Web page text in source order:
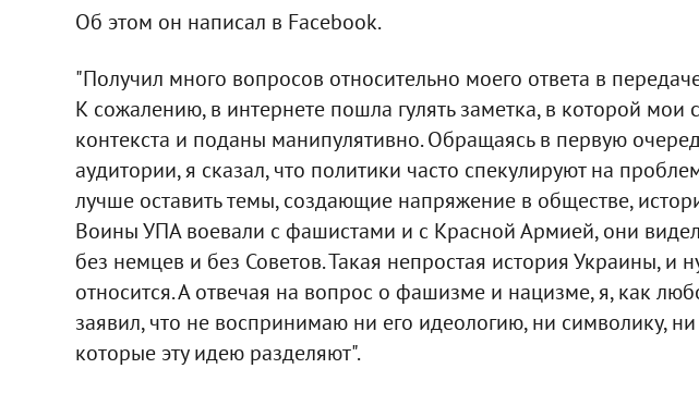
Об этом он написал в Facebook.
"Получил много вопросов относительно моего ответа в
К сожалению, в интернете пошла гулять заметка, в которой мои
контекста и поданы манипулятивно. Обращаясь в первую
аудитории, я сказал, что политики часто спекулируют на
лучше оставить темы, создающие напряжение в обществе,
Воины УПА воевали с фашистами и с Красной Армией, они
без немцев и без Советов. Такая непростая история Украины, и
относится. А отвечая на вопрос о фашизме и нацизме, я, как
заявил, что не воспринимаю ни его идеологию, ни символику,
которые эту идею разделяют".